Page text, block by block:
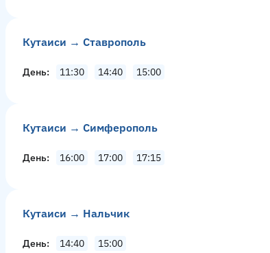
Кутаиси → Ставрополь
День 11:30 14:40 15:00
Кутаиси → Симферополь
День 16:00 17:00 17:15
Кутаиси → Нальчик
День 14:40 15:00